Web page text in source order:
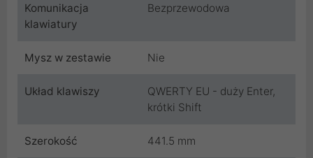
Komunikacja
klawiatury
Bezprzewodowa
Mysz w zestawie Nie
Układ klawiszy
QWERTY EU - duży Enter,
krótki Shift
Szerokość 441.5 mm